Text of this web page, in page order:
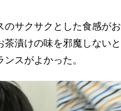
のサクサクとした食感がお
漬けの味を邪魔しないと
スがよかった。